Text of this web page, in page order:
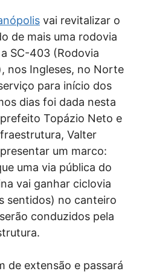
vai revitalizar o
de mais uma rodovia
SC-403 (Rodovia
nos Ingleses, no Norte
para início dos
dias foi dada nesta
Topázio Neto e
Valter
um marco:
uma via pública do
vai ganhar ciclovia
sentidos) no canteiro
conduzidos pela
de extensão e passará